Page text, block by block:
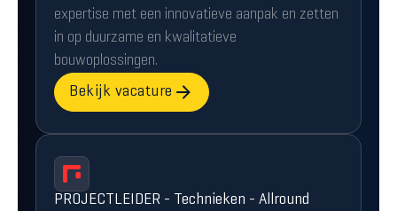
expertise met een innovatieve aanpak en zetten
in op duurzame en kwalitatieve
bouwoplossingen.
Bekijk vacature
PROJECTLEIDER - Technieken - Allround